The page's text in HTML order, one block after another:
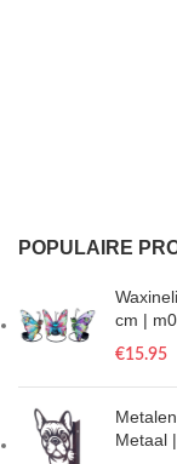
POPULAIRE
cm |
€15.95
Metaal